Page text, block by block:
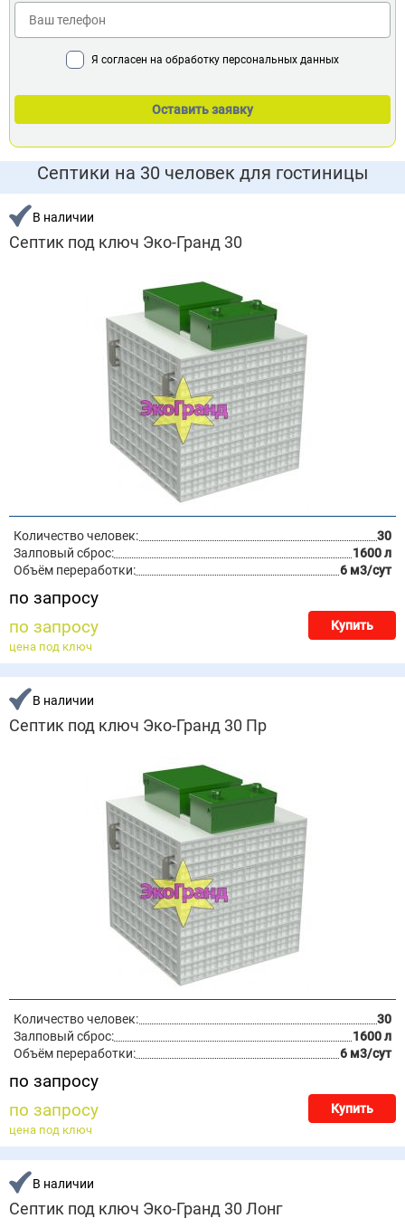
Я согласен на обработку персональных данных
Септики на 30 человек для гостиницы
В наличии
Септик под ключ Эко-Гранд 30
Количество человек:
30
Залповый сброс:
1600 л
Объём переработки:
6 м3/сут
по запросу
по запросу
Купить
цена под ключ
В наличии
Септик под ключ Эко-Гранд 30 Пр
Количество человек:
30
Залповый сброс:
1600 л
Объём переработки:
6 м3/сут
по запросу
по запросу
Купить
цена под ключ
В наличии
Септик под ключ Эко-Гранд 30 Лонг